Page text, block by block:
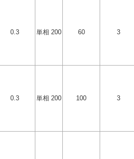
0.3 単相 200 60 3
0.3 単相 200 100 3